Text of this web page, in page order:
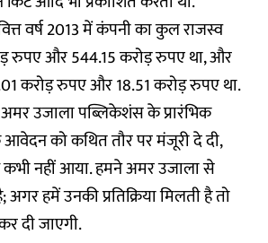
वर्ष 2013 में कंपनी का कुल राजस्व
रुपए और 544.15 करोड़ रुपए था, और
करोड़ रुपए और 18.51 करोड़ रुपए था.
उजाला पब्लिकेशंस के प्रारंभिक
आवेदन को कथित तौर पर मंजूरी दे दी,
नहीं आया. हमने अमर उजाला से
हमें उनकी प्रतिक्रिया मिलती है तो
दी जाएगी.